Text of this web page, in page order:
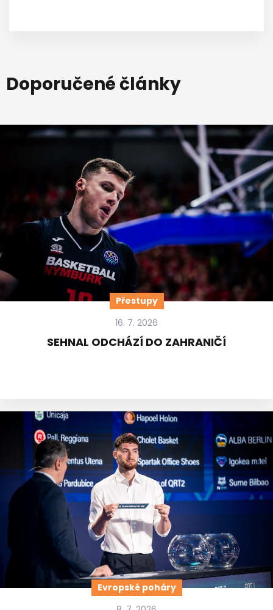
Doporučené články
Přestupy
16. 7. 2026
SEHNAL ODCHÁZÍ DO ZAHRANIČÍ
Evropské poháry